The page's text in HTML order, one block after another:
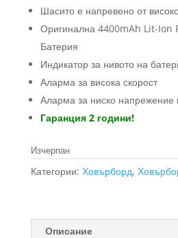
Шасито е напревено от
Оригинална 4400mAh Lit-Ion
Батерия
Индикатор за нивото на
Аларма за висока скорост
Аларма за ниско напрежение
Гаранция 2 години!
Изчерпан
Категории: Ховърборд,
Описание